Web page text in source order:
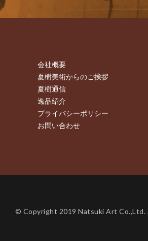
会社概要
夏樹美術からのご挨拶
夏樹通信
逸品紹介
プライバシーポリシー
お問い合わせ
© Copyright 2019 Natsuki Art Co.,Ltd.